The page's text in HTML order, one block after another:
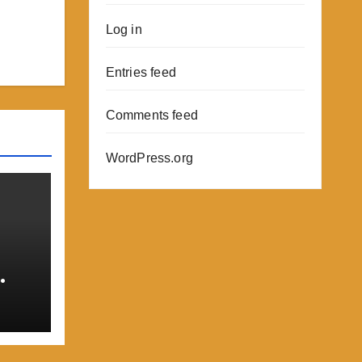
Log in
Entries feed
Comments feed
WordPress.org